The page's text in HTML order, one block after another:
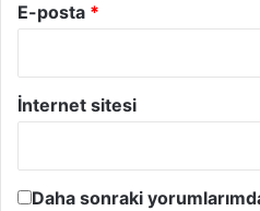
E-posta *
İnternet sitesi
Daha sonraki